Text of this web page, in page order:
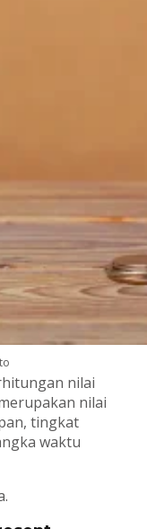
nilai
nilai
tingkat
waktu